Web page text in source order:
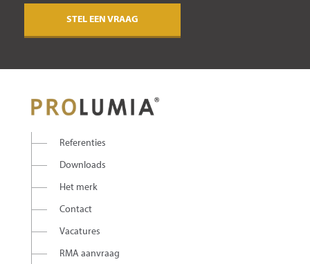
STEL EEN VRAAG
Referenties
Downloads
Het merk
Contact
Vacatures
RMA aanvraag